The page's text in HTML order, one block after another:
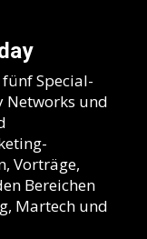
Special-
Networks und
Vorträge,
Bereichen
Martech und